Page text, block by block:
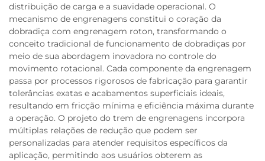
distribuição de carga e a suavidade operacional. O
mecanismo de engrenagens constitui o coração da
dobradiça com engrenagem roton, transformando o
conceito tradicional de funcionamento de dobradiças por
meio de sua abordagem inovadora no controle do
movimento rotacional. Cada componente da engrenagem
passa por processos rigorosos de fabricação para garantir
tolerâncias exatas e acabamentos superficiais ideais,
resultando em fricção mínima e eficiência máxima durante
a operação. O projeto do trem de engrenagens incorpora
múltiplas relações de redução que podem ser
personalizadas para atender requisitos específicos da
aplicação, permitindo aos usuários obterem as